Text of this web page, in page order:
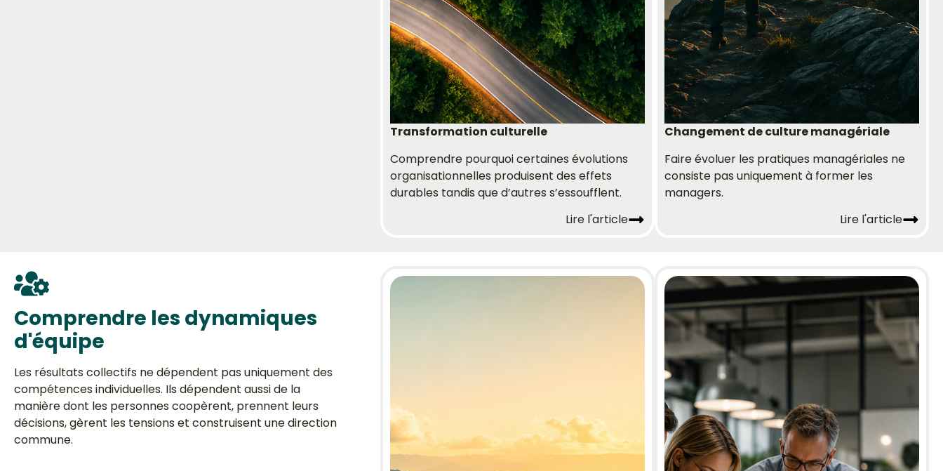
Transformation culturelle
Comprendre pourquoi certaines évolutions
organisationnelles produisent des effets
durables tandis que d’autres s’essoufflent.
Lire l'article
Changement de culture managériale
Faire évoluer les pratiques managériales ne
consiste pas uniquement à former les
managers.
Lire l'article
Comprendre les dynamiques
d'équipe
Les résultats collectifs ne dépendent pas uniquement des
compétences individuelles. Ils dépendent aussi de la
manière dont les personnes coopèrent, prennent leurs
décisions, gèrent les tensions et construisent une direction
commune.